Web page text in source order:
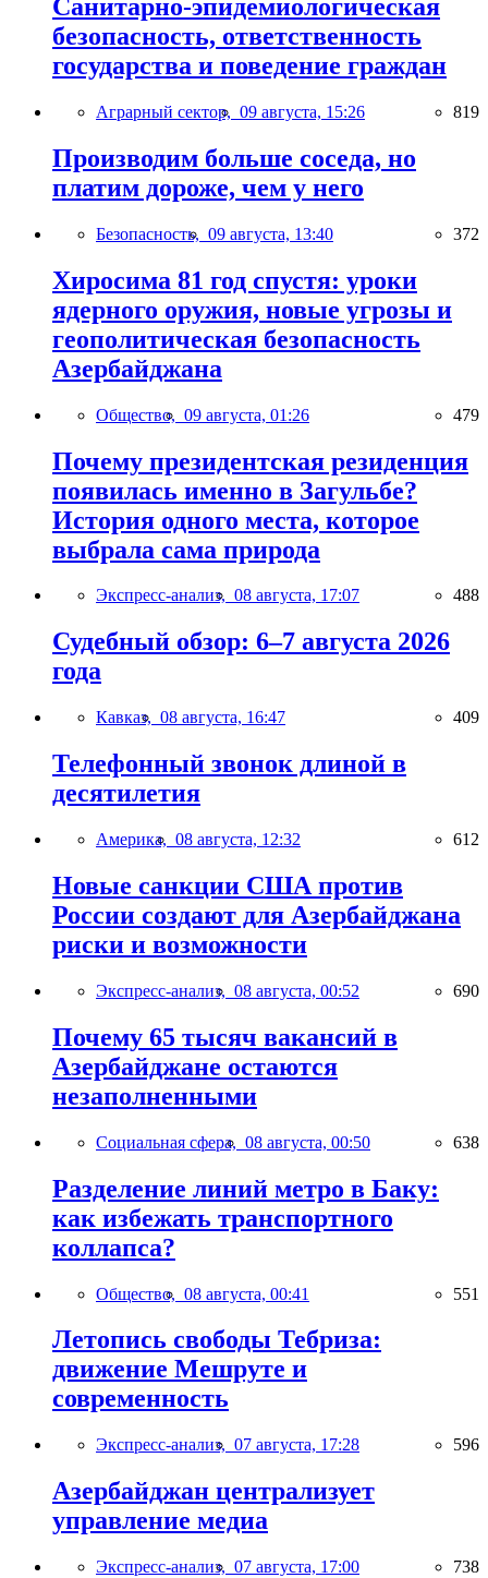
Санитарно-эпидемиологическая
безопасность, ответственность
государства и поведение граждан
Аграрный сектор, 09 августа, 15:26 819
Производим больше соседа, но
платим дороже, чем у него
Безопасность, 09 августа, 13:40 372
Хиросима 81 год спустя: уроки
ядерного оружия, новые угрозы и
геополитическая безопасность
Азербайджана
Общество, 09 августа, 01:26 479
Почему президентская резиденция
появилась именно в Загульбе?
История одного места, которое
выбрала сама природа
Экспресс-анализ, 08 августа, 17:07 488
Судебный обзор: 6–7 августа 2026
года
Кавказ, 08 августа, 16:47 409
Телефонный звонок длиной в
десятилетия
Америка, 08 августа, 12:32 612
Новые санкции США против
России создают для Азербайджана
риски и возможности
Экспресс-анализ, 08 августа, 00:52 690
Почему 65 тысяч вакансий в
Азербайджане остаются
незаполненными
Социальная сфера, 08 августа, 00:50 638
Разделение линий метро в Баку:
как избежать транспортного
коллапса?
Общество, 08 августа, 00:41 551
Летопись свободы Тебриза:
движение Мешруте и
современность
Экспресс-анализ, 07 августа, 17:28 596
Азербайджан централизует
управление медиа
Экспресс-анализ, 07 августа, 17:00 738